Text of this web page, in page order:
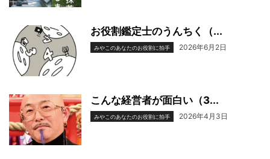
お役割鑑定士のうんちく（...
みやこのあなたのお役割に拍手 2026年6月2日
こんな経営者が面白い（3...
みやこのあなたのお役割に拍手 2026年4月3日